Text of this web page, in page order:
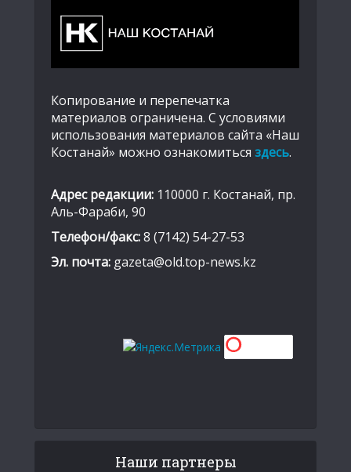
Копирование и перепечатка
материалов ограничена. С условиями
использования материалов сайта «Наш
Костанай» можно ознакомиться здесь.
Адрес редакции: 110000 г. Костанай, пр.
Аль-Фараби, 90
Телефон/факс:8 (7142) 54-27-53
Эл. почта: gazeta@old.top-news.kz
Наши партнеры